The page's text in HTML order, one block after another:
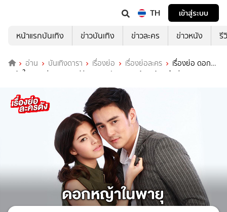
TH
เข้าสู่ระบบ
หน้าแรกบันเทิง
ข่าวบันเทิง ข่าวละคร ข่าวหนัง รี
อ่าน บันเทิงดารา เรื่องย่อ เรื่องย่อละคร
เรื่องย่อ ดอก
หญ้าในพายุ ช่อง 7HD (รีรีน) ความรักความแค้น พร้อมคืนสู่จอ